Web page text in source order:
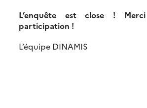
L’enquête est close !
participation !
L’équipe DINAMIS